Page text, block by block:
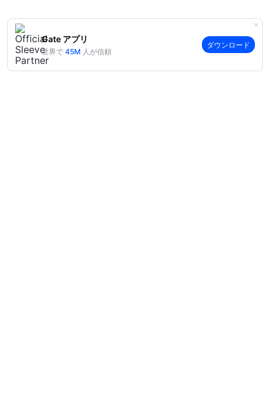
Gate アプリ
世界で 45M 人が信頼
ダウンロード